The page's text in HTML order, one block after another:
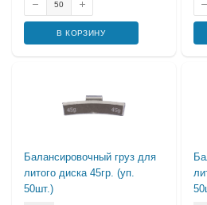
В КОРЗИНУ
Балансировочный груз для
литого диска 45гр. (уп.
50шт.)